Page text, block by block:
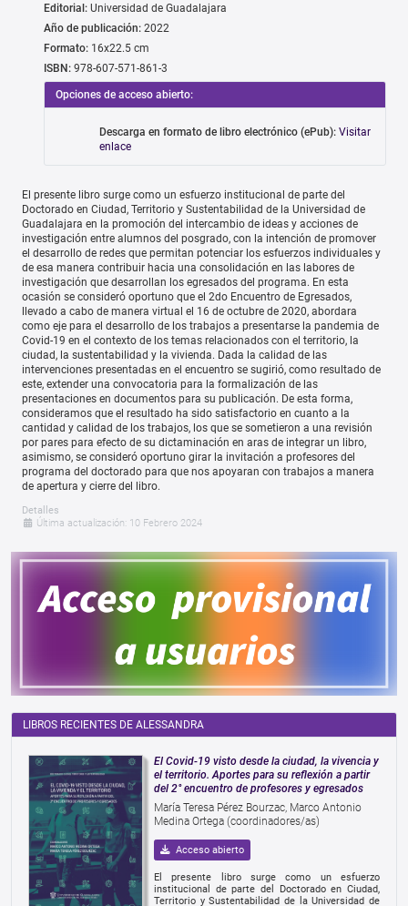
Editorial: Universidad de Guadalajara
Año de publicación: 2022
Formato: 16x22.5 cm
ISBN: 978-607-571-861-3
Opciones de acceso abierto:
Descarga en formato de libro electrónico (ePub): Visitar
enlace
El presente libro surge como un esfuerzo institucional de parte del
Doctorado en Ciudad, Territorio y Sustentabilidad de la Universidad de
Guadalajara en la promoción del intercambio de ideas y acciones de
investigación entre alumnos del posgrado, con la intención de promover
el desarrollo de redes que permitan potenciar los esfuerzos individuales y
de esa manera contribuir hacia una consolidación en las labores de
investigación que desarrollan los egresados del programa. En esta
ocasión se consideró oportuno que el 2do Encuentro de Egresados,
llevado a cabo de manera virtual el 16 de octubre de 2020, abordara
como eje para el desarrollo de los trabajos a presentarse la pandemia de
Covid-19 en el contexto de los temas relacionados con el territorio, la
ciudad, la sustentabilidad y la vivienda. Dada la calidad de las
intervenciones presentadas en el encuentro se sugirió, como resultado de
este, extender una convocatoria para la formalización de las
presentaciones en documentos para su publicación. De esta forma,
consideramos que el resultado ha sido satisfactorio en cuanto a la
cantidad y calidad de los trabajos, los que se sometieron a una revisión
por pares para efecto de su dictaminación en aras de integrar un libro,
asimismo, se consideró oportuno girar la invitación a profesores del
programa del doctorado para que nos apoyaran con trabajos a manera
de apertura y cierre del libro.
Detalles
Última actualización: 10 Febrero 2024
LIBROS RECIENTES DE ALESSANDRA
El Covid-19 visto desde la ciudad, la vivencia y
el territorio. Aportes para su reflexión a partir
del 2° encuentro de profesores y egresados
María Teresa Pérez Bourzac, Marco Antonio
Medina Ortega (coordinadores/as)
Acceso abierto
El presente libro surge como un esfuerzo
institucional de parte del Doctorado en Ciudad,
Territorio y Sustentabilidad de la Universidad de